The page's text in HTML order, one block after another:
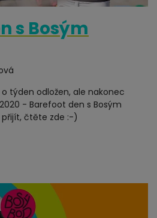
s Bosým
týden odložen, ale nakonec
- Barefoot den s Bosým
přijít, čtěte zde :-)